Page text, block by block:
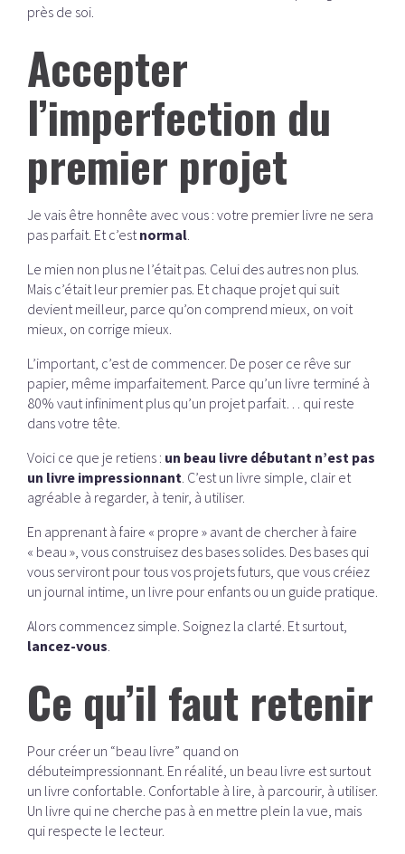
près de soi.
Accepter
l’imperfection du
premier projet
Je vais être honnête avec vous : votre premier livre ne sera
pas parfait. Et c’est normal
Le mien non plus ne l’était pas. Celui des autres non plus.
Mais c’était leur premier pas. Et chaque projet qui suit
devient meilleur, parce qu’on comprend mieux, on voit
mieux, on corrige mieux.
L’important, c’est de commencer. De poser ce rêve sur
papier, même imparfaitement. Parce qu’un livre terminé à
80% vaut infiniment plus qu’un projet parfait… qui reste
dans votre tête.
Voici ce que je retiens : un beau livre débutant n’est pas
un livre impressionnant . C’est un livre simple, clair et
agréable à regarder, à tenir, à utiliser.
En apprenant à faire « propre » avant de chercher à faire
« beau », vous construisez des bases solides. Des bases qui
vous serviront pour tous vos projets futurs, que vous créiez
un journal intime, un livre pour enfants ou un guide pratique.
Alors commencez simple. Soignez la clarté. Et surtout,
lancez-vous
Ce qu’il faut retenir
Pour créer un “beau livre” quand on
débuteimpressionnant. En réalité, un beau livre est surtout
un livre confortable. Confortable à lire, à parcourir, à utiliser.
Un livre qui ne cherche pas à en mettre plein la vue, mais
qui respecte le lecteur.